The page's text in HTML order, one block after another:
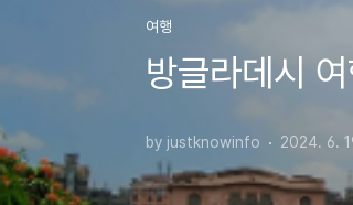
여행
방글라데시
by justknowinfo 2024. 6.